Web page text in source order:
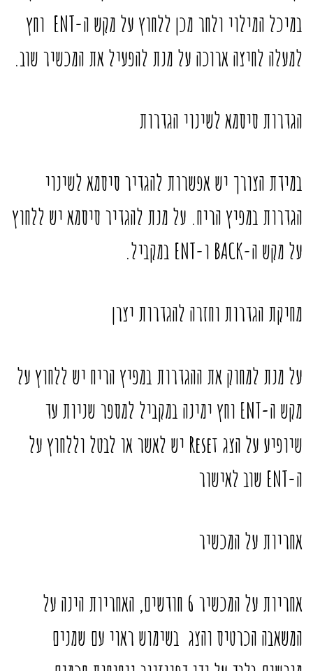
במיכל המילוי ולחר מכן ללחוץ על מקש ה-ENT וחץ
למעלה לחיצה ארוכה על מנת להפעיל את המכשיר שוב.
הגדרות סיסמא לשינוי הגדרות
במידת הצורך יש אפשרות להגדיר סיסמא לשינוי
הגדרות במפיץ הריח. על מנת להגדיר סיסמא יש ללחוץ
על מקש ה-BACK ו-ENT במקביל.
מחיקת הגדרות וחזרה להגדרות יצרן
על מנת למחוק את ההגדרות במפיץ הריח יש ללחוץ על
מקש ה-ENT וחץ ימינה במקביל למספר שניות עד
שיופיע על הצג Reset יש לאשר או לבטל וללחוץ על
ה-ENT שוב לאישור
אחריות על המכשיר
אחריות על המכשיר 6 חודשים, האחריות הינה על
המשאבה הכרטיס והצג בשימוש ראוי עם שמנים